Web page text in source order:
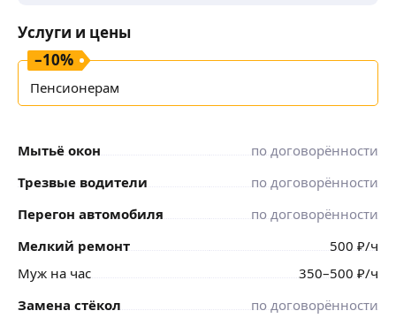
Услуги и цены
–10%
Пенсионерам
Мытьё окон
по договорённости
Трезвые водители
по договорённости
Перегон автомобиля
по договорённости
Мелкий ремонт
500 ₽/ч
Муж на час
350–500 ₽/ч
Замена стёкол
по договорённости